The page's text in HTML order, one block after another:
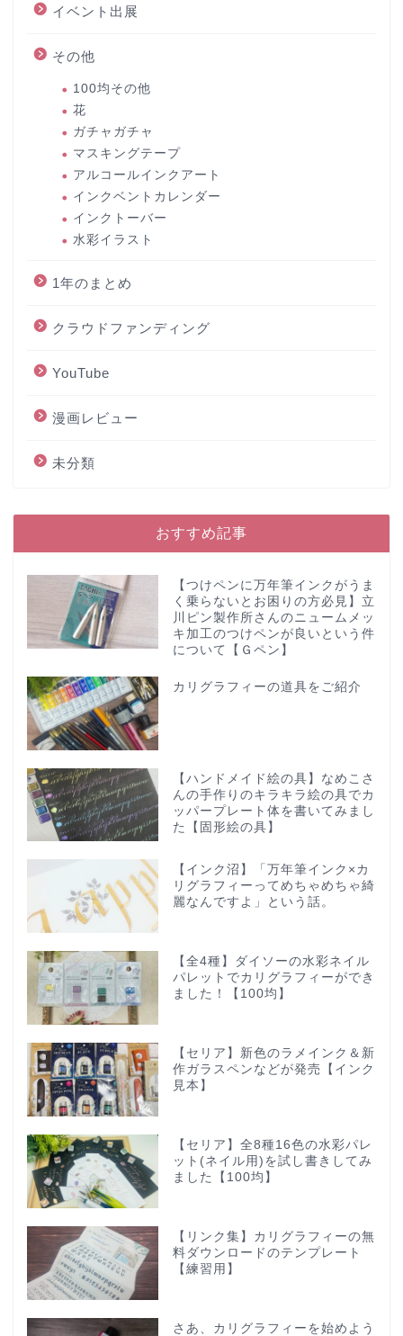
イベント出展
その他
100均その他
花
ガチャガチャ
マスキングテープ
アルコールインクアート
インクベントカレンダー
インクトーバー
水彩イラスト
1年のまとめ
クラウドファンディング
YouTube
漫画レビュー
未分類
おすすめ記事
【つけペンに万年筆インクがうま
く乗らないとお困りの方必見】立
川ピン製作所さんのニュームメッ
キ加工のつけペンが良いという件
について【Ｇペン】
カリグラフィーの道具をご紹介
【ハンドメイド絵の具】なめこさ
んの手作りのキラキラ絵の具でカ
ッパープレート体を書いてみまし
た【固形絵の具】
【インク沼】「万年筆インク×カ
リグラフィーってめちゃめちゃ綺
麗なんですよ」という話。
【全4種】ダイソーの水彩ネイル
パレットでカリグラフィーができ
ました！【100均】
【セリア】新色のラメインク＆新
作ガラスペンなどが発売【インク
見本】
【セリア】全8種16色の水彩パレ
ット(ネイル用)を試し書きしてみ
ました【100均】
【リンク集】カリグラフィーの無
料ダウンロードのテンプレート
【練習用】
さあ、カリグラフィーを始めよう